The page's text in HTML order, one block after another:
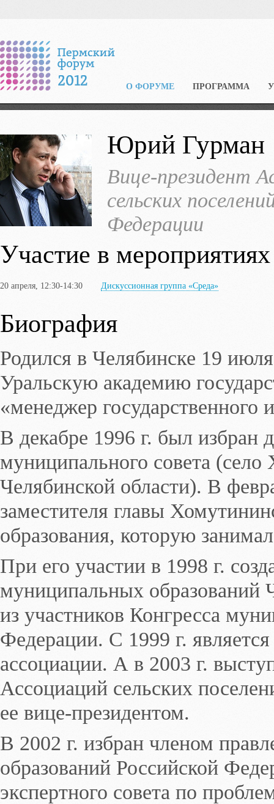
О ФОРУМЕ ПРОГРАММА
Юрий Гурман
Вице-президент
сельских
Федерации
Участие в
20 апреля, 12:30-14:30 Дискуссионная группа «Среда»
Биография
Родился в Челябинске 19
Уральскую академию
«менеджер
В декабре 1996 г. был избран
муниципального совета
Челябинской области). В
заместителя главы
образования, которую
При его участии в 1998 г.
муниципальных образований
из участников Конгресса
Федерации. С 1999 г.
ассоциации. А в 2003 г.
Ассоциаций сельских
ее вице-президентом.
В 2002 г. избран членом
образований Российской
экспертного совета по